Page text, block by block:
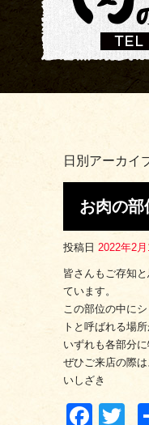
日別アーカイ
お肉の部
投稿日 2022年2月
皆さんもご存知
ています。
この部位の中に
トと呼ばれる場所
いずれも各部分
ぜひご来店の際
いしざき